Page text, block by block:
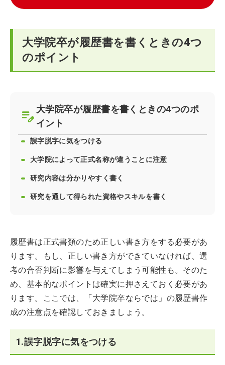
大学院卒が履歴書を書くときの4つ
のポイント
大学院卒が履歴書を書くときの4つのポ
イント
誤字脱字に気をつける
大学院によって正式名称が違うことに注意
研究内容は分かりやすく書く
研究を通して得られた資格やスキルを書く
履歴書は正式書類のため正しい書き方をする必要があ
ります。もし、正しい書き方ができていなければ、選
考の合否判断に影響を与えてしまう可能性も。そのた
め、基本的なポイントは確実に押さえておく必要があ
ります。ここでは、「大学院卒ならでは」の履歴書作
成の注意点を確認しておきましょう。
1.誤字脱字に気をつける